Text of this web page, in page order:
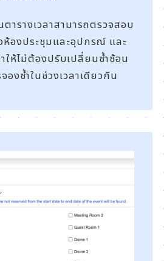
ารางเวลาสามารถตรวจสอบ
ห้องประชุมและอุปกรณ์ และ
ห้ไม่ต้องปรับเปลี่ยนซ้ำซ้อน
งซ้ำในช่วงเวลาเดียวกัน